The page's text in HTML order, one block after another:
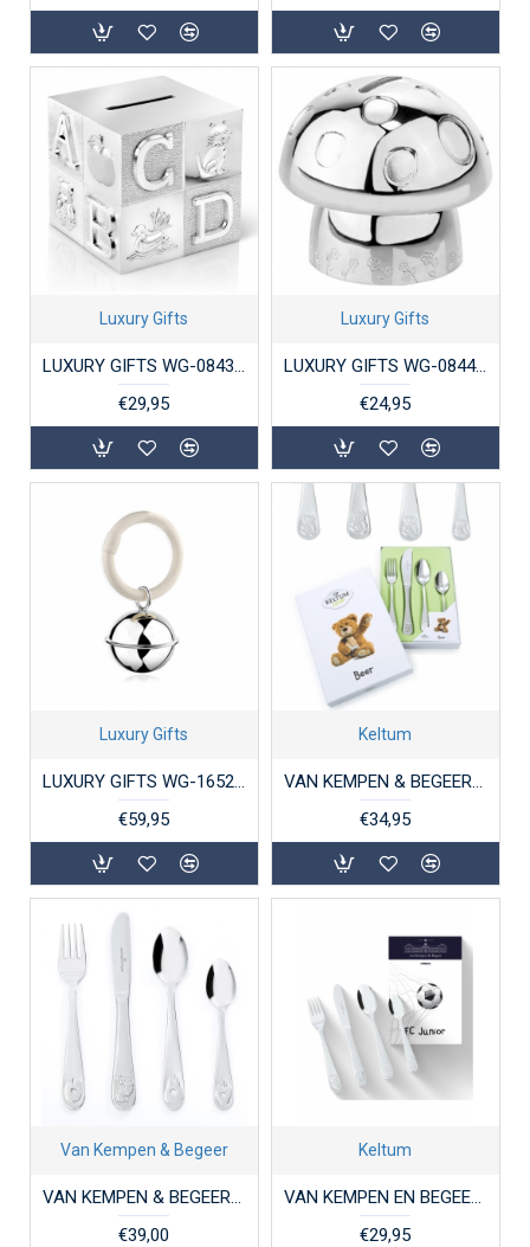
Luxury Gifts
LUXURY GIFTS WG-08438 VERZILVERDE SPAARPOT KUBUS
€29,95
Luxury Gifts
LUXURY GIFTS WG-08441 VERZILVERDE SPAARPOT PADDENSTOEL
€24,95
Luxury Gifts
LUXURY GIFTS WG-16528 VERZILVERDE RAMMELAAR BAL MET FILETRAND
€59,95
Keltum
VAN KEMPEN & BEGEER KS062.GA4 STALEN KINDERBESTEK 4-DELIG BEER
€34,95
Van Kempen & Begeer
VAN KEMPEN & BEGEER KS068.GA4 STALEN KINDERBESTEK 4-DELIG RUPSJE NOOITGENOEG
€39,00
Keltum
VAN KEMPEN EN BEGEER CC005253-001 STALEN KINDERBESTEK 4-DELIG VOETBAL FC JUNIOR
€29,95